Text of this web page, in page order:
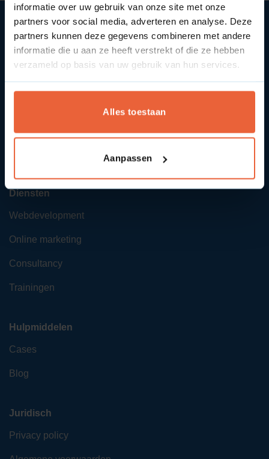
informatie over uw gebruik van onze site met onze
partners voor social media, adverteren en analyse. Deze
partners kunnen deze gegevens combineren met andere
informatie die u aan ze heeft verstrekt of die ze hebben
verzameld op basis van uw gebruik van hun services.
Alles toestaan
Aanpassen
SYcommerce
Over ons
Vacatures
Diensten
Webdevelopment
Online marketing
Consultancy
Trainingen
Hulpmiddelen
Cases
Blog
Juridisch
Privacy policy